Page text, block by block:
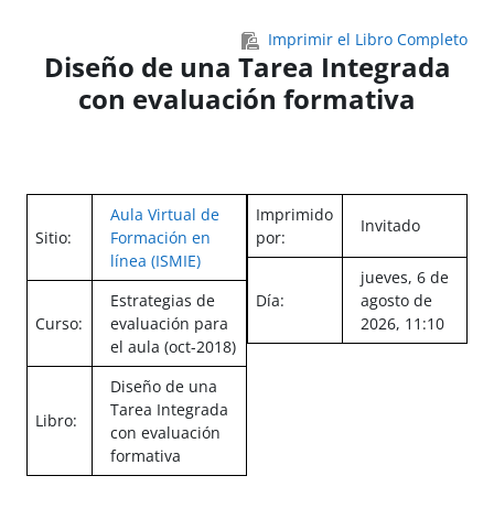
Imprimir el Libro Completo
Diseño de una Tarea Integrada
con evaluación formativa
Sitio:
Aula Virtual de
Formación en
línea (ISMIE)
Curso:
Estrategias de
evaluación para
el aula (oct-2018)
Libro:
Diseño de una
Tarea Integrada
con evaluación
formativa
Imprimido
por:
Invitado
Día:
jueves, 6 de
agosto de
2026, 11:10